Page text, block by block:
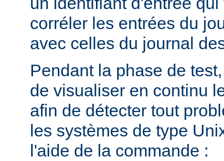
corréler les entrées du
avec celles du journal
Pendant la phase de
de visualiser en continu
afin de détecter tout
les systèmes de type
l'aide de la commande :